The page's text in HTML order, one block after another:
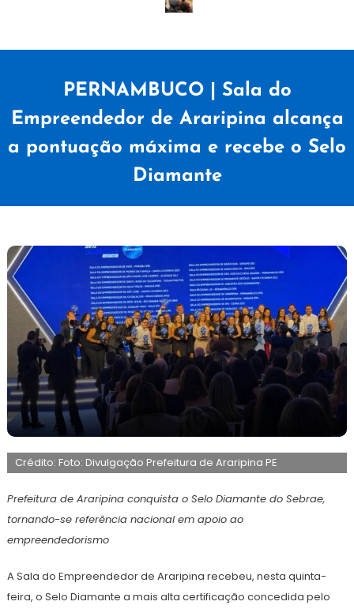
PERNAMBUCO | Sala do
Empreendedor de Araripina alcança
a pontuação máxima e recebe o Selo
Diamante
16
junho
2026
Maurilio
Crédito: Foto: Divulgação Prefeitura de Araripina PE
Prefeitura de Araripina conquista o Selo Diamante do Sebrae,
tornando-se referência nacional em apoio ao
empreendedorismo
A Sala do Empreendedor de Araripina recebeu, nesta quinta-
feira, o Selo Diamante a mais alta certificação concedida pelo